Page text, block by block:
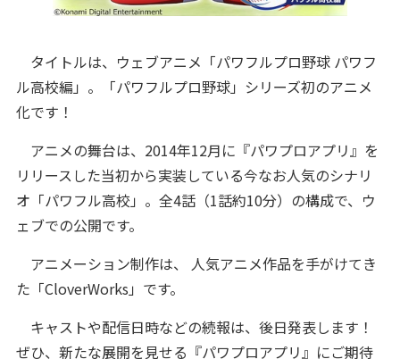
タイトルは、ウェブアニメ「パワフルプロ野球 パワフ
ル高校編」。「パワフルプロ野球」シリーズ初のアニメ
化です！
アニメの舞台は、2014年12月に『パワプロアプリ』を
リリースした当初から実装している今なお人気のシナリ
オ「パワフル高校」。全4話（1話約10分）の構成で、ウ
ェブでの公開です。
アニメーション制作は、 人気アニメ作品を手がけてき
た「CloverWorks」です。
キャストや配信日時などの続報は、後日発表します！
ぜひ、新たな展開を見せる『パワプロアプリ』にご期待